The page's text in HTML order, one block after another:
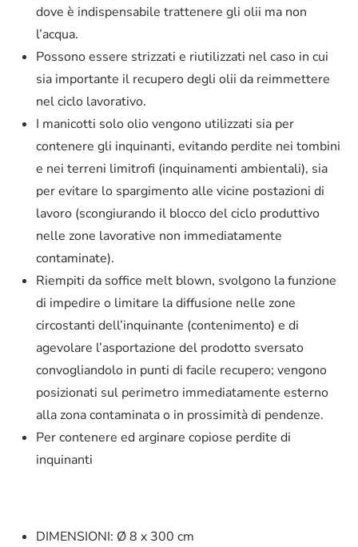
dove è indispensabile trattenere gli olii ma non
l’acqua.
Possono essere strizzati e riutilizzati nel caso in cui
sia importante il recupero degli olii da reimmettere
nel ciclo lavorativo.
I manicotti solo olio vengono utilizzati sia per
contenere gli inquinanti, evitando perdite nei tombini
e nei terreni limitrofi (inquinamenti ambientali), sia
per evitare lo spargimento alle vicine postazioni di
lavoro (scongiurando il blocco del ciclo produttivo
nelle zone lavorative non immediatamente
contaminate).
Riempiti da soffice melt blown, svolgono la funzione
di impedire o limitare la diffusione nelle zone
circostanti dell’inquinante (contenimento) e di
agevolare l’asportazione del prodotto sversato
convogliandolo in punti di facile recupero; vengono
posizionati sul perimetro immediatamente esterno
alla zona contaminata o in prossimità di pendenze.
Per contenere ed arginare copiose perdite di
inquinanti
DIMENSIONI: Ø 8 x 300 cm